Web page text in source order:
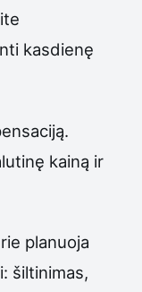
kasdienę
kainą ir
planuoja
šiltinimas,